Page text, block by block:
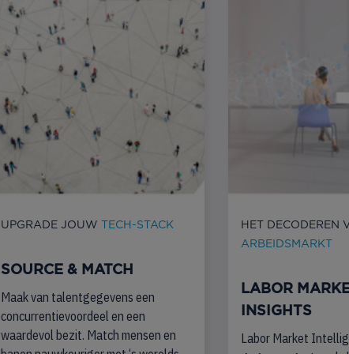
UPGRADE JOUWTECH-STACK
SOURCE & MATCH
Maak van talentgegevens een
concurrentievoordeel en een
waardevol bezit. Match mensen en
HET DECODEREN
ARBEIDSMARKT
LABOR
INSIGHTS
Labor Market